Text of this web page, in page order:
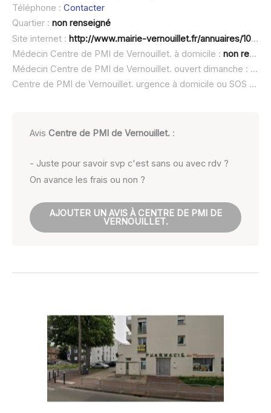
Téléphone : Contacter
Quartier : non renseigné
Site internet : http://www.mairie-vernouillet.fr/annuaires/1020-annuaire-municipal-administratif/343-centre-de-pmi.html
Médecin Centre de PMI de Vernouillet. à domicile : non renseigné
Médecin Centre de PMI de Vernouillet. ouvert dimanche :
non
Centre de PMI de Vernouillet. urgence à domicile ou SOS médecin :
AvisCentre de PMI de Vernouillet. :
- Juste pour savoir svp c'est sans ou avec rdv ?
On avance les frais ou non ?
AJOUTER UN AVIS À CENTRE DE PMI DE
VERNOUILLET.